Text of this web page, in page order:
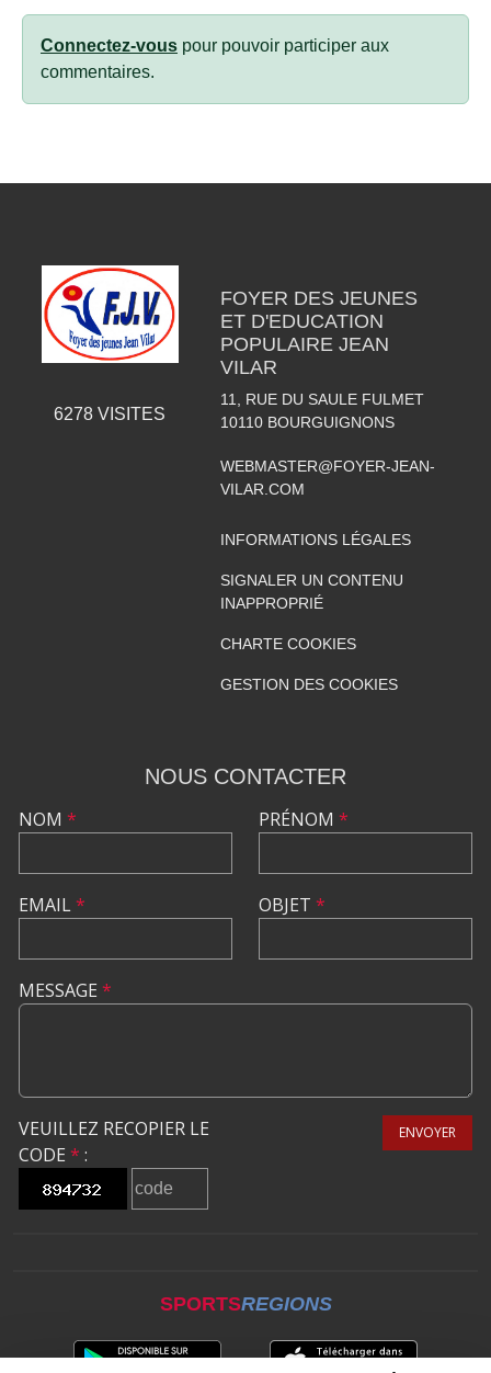
Connectez-vous pour pouvoir participer aux
commentaires.
6278 VISITES
FOYER DES JEUNES
ET D'EDUCATION
POPULAIRE JEAN
VILAR
11, RUE DU SAULE FULMET
10110 BOURGUIGNONS
WEBMASTER@FOYER-JEAN-
VILAR.COM
INFORMATIONS LÉGALES
SIGNALER UN CONTENU
INAPPROPRIÉ
CHARTE COOKIES
GESTION DES COOKIES
NOUS CONTACTER
NOM *
EMAIL*
PRÉNOM *
OBJET *
MESSAGE *
VEUILLEZ RECOPIER LE
CODE * :
ENVOYER
SPORTSREGIONS